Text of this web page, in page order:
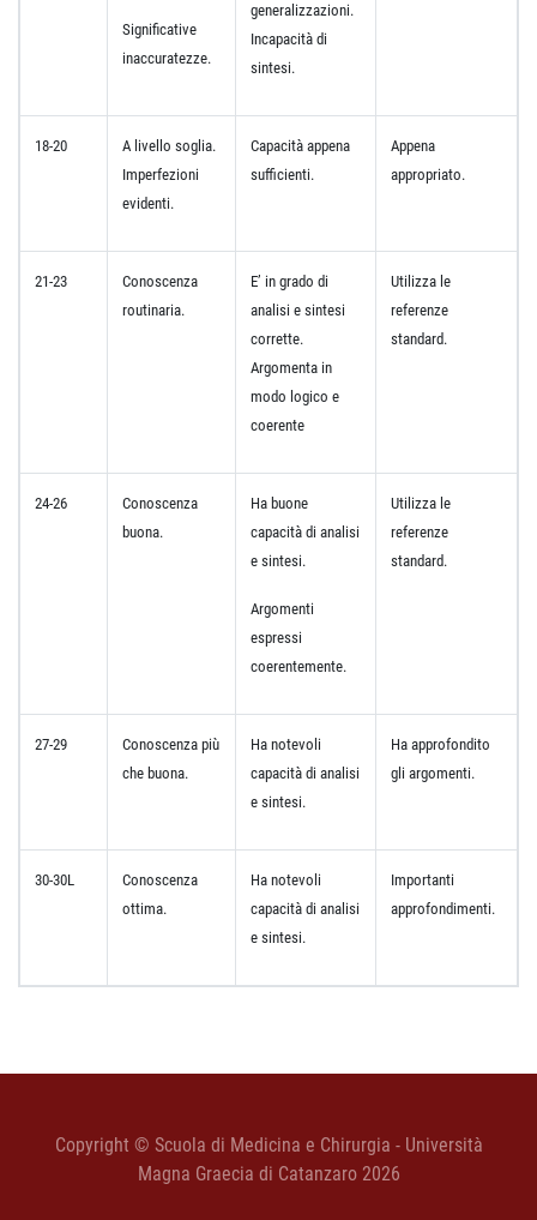
Significative
inaccuratezze.
generalizzazioni.
Incapacità di
sintesi.
18-20
A livello soglia.
Imperfezioni
evidenti.
Capacità appena
sufficienti.
Appena
appropriato.
21-23
Conoscenza
routinaria.
E’ in grado di
analisi e sintesi
corrette.
Argomenta in
modo logico e
coerente
Utilizza le
referenze
standard.
24-26
Conoscenza
buona.
Ha buone
capacità di analisi
e sintesi.
Argomenti
espressi
coerentemente.
Utilizza le
referenze
standard.
27-29
Conoscenza più
che buona.
Ha notevoli
capacità di analisi
e sintesi.
Ha approfondito
gli argomenti.
30-30L
Conoscenza
ottima.
Ha notevoli
capacità di analisi
e sintesi.
Importanti
approfondimenti.
Copyright © Scuola di Medicina e Chirurgia - Università
Magna Graecia di Catanzaro 2026